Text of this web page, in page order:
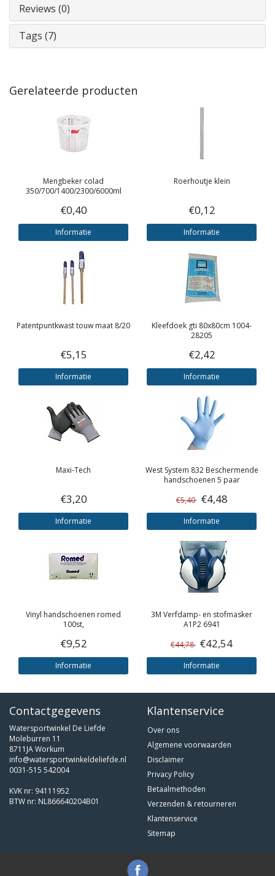
Reviews (0)
Tags (7)
Gerelateerde producten
Mengbeker colad
350/700/1400/2300/6000ml
€0,40
Informatie
Roerhoutje klein
€0,12
Informatie
Patentpuntkwast touw maat 8/20
€5,15
Informatie
Kleefdoek gti 80x80cm 1004-
28205
€2,42
Informatie
Maxi-Tech
€3,20
Informatie
West System 832 Beschermende
handschoenen 5 paar
€5,40 €4,48
Informatie
Vinyl handschoenen romed
100st,
€9,52
Informatie
3M Verfdamp- en stofmasker
A1P2 6941
€44,78 €42,54
Informatie
Contactgegevens
Watersportwinkel De Liefde
Moleburren 11
8711JA Workum
info@watersportwinkeldeliefde.nl
0031-515 542004
KVK nr: 94111952
BTW nr: NL866640204B01
Klantenservice
Over ons
Algemene voorwaarden
Disclaimer
Privacy Policy
Betaalmethoden
Verzenden & retourneren
Klantenservice
Sitemap